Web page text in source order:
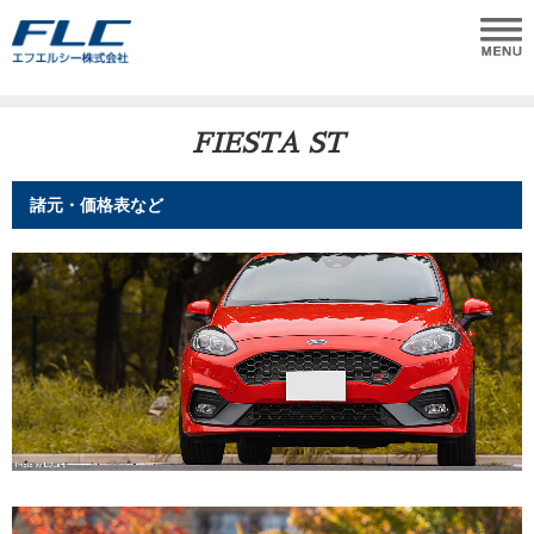
FIESTA ST
諸元・価格表など